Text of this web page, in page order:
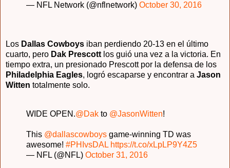
— NFL Network (@nflnetwork) October 30, 2016
Los Dallas Cowboys iban perdiendo 20-13 en el último
cuarto, pero Dak Prescott los guió una vez a la victoria. En
tiempo extra, un presionado Prescott por la defensa de los
Philadelphia Eagles, logró escaparse y encontrar a Jason
Witten totalmente solo.
WIDE OPEN.@Dak to @JasonWitten!
This @dallascowboys game-winning TD was
awesome! #PHIvsDAL https://t.co/xLpLP9Y4Z5
— NFL (@NFL) October 31, 2016